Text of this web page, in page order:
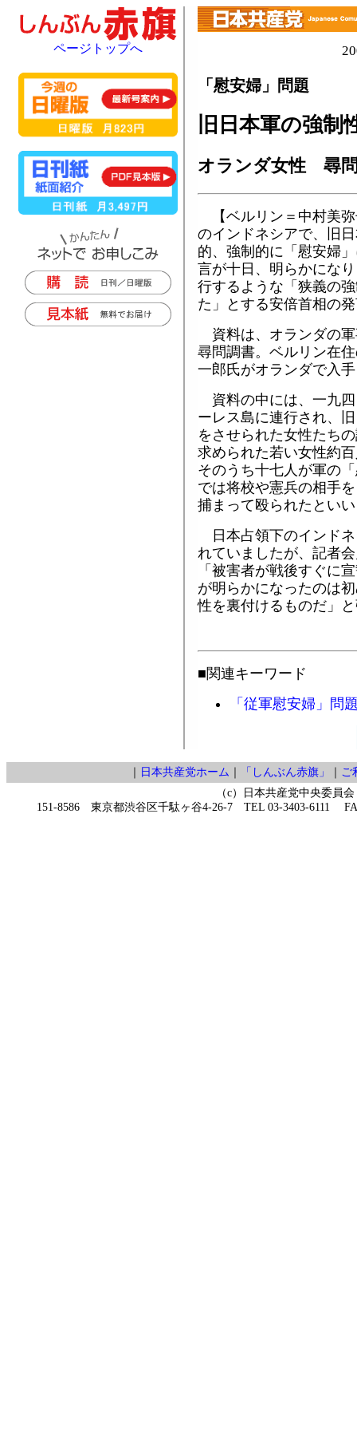
「慰安婦」問題
旧日本軍の強
オランダ女性 尋
【ベルリン＝中村美
のインドネシアで、旧
的、強制的に「慰安婦
言が十日、明らかにな
行するような「狭義の
た」とする安倍首相の
資料は、オランダの
尋問調書。ベルリン在
一郎氏がオランダで入
資料の中には、一九
ーレス島に連行され、
をさせられた女性たち
求められた若い女性約
そのうち十七人が軍の
では将校や憲兵の相手
捕まって殴られたとい
日本占領下のインド
れていましたが、記者
「被害者が戦後すぐに
が明らかになったのは
性を裏付けるものだ」
■関連キーワード
「従軍慰安婦」問
ページトップへ
日本共産党ホーム 「しんぶん赤旗」
ご
（c）日本共産党中央委員会
151-8586 東京都渋谷区千駄ヶ谷4-26-7 TEL 03-3403-6111